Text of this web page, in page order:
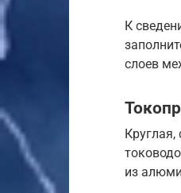
К
слоев
из